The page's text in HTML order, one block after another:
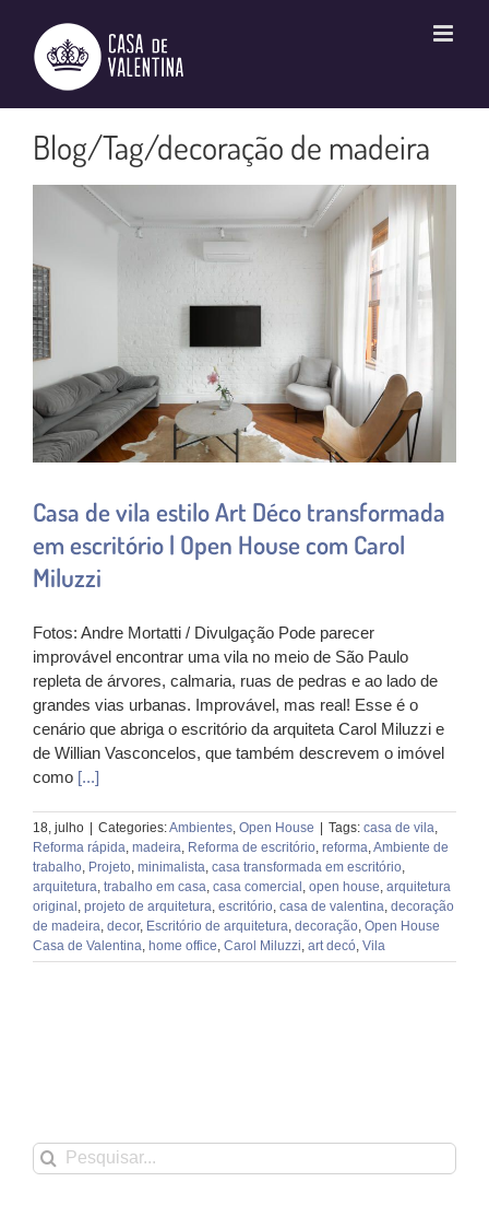
conteúdo
decoração de madeira
Casa de vila estilo Art Déco transformada
em escritório | Open House com Carol
Miluzzi
Fotos: Andre Mortatti / Divulgação Pode parecer
improvável encontrar uma vila no meio de São Paulo
repleta de árvores, calmaria, ruas de pedras e ao lado de
grandes vias urbanas. Improvável, mas real! Esse é o
cenário que abriga o escritório da arquiteta Carol Miluzzi e
de Willian Vasconcelos, que também descrevem o imóvel
como [...]
18, julho | Categories:Ambientes Open House | Tags: casa de vila
Reforma rápida madeira Reforma de escritório reforma Ambiente de
trabalho Projeto minimalista casa transformada em escritório
arquitetura trabalho em casa casa comercial open house arquitetura
original projeto de arquitetura escritório casa de valentina decoração
de madeira decor, Escritório de arquitetura decoração Open House
Casa de Valentina home office Carol Miluzzi art decó Vila
Buscar
resultados